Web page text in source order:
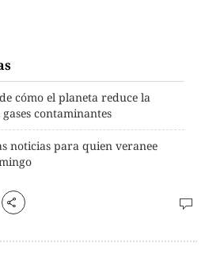
cómo el planeta reduce la
contaminantes
noticias para quien veranee